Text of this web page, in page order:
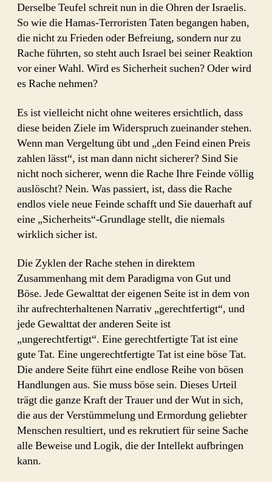
Derselbe Teufel schreit nun in die Ohren der Israelis.
So wie die Hamas-Terroristen Taten begangen haben,
die nicht zu Frieden oder Befreiung, sondern nur zu
Rache führten, so steht auch Israel bei seiner Reaktion
vor einer Wahl. Wird es Sicherheit suchen? Oder wird
es Rache nehmen?
Es ist vielleicht nicht ohne weiteres ersichtlich, dass
diese beiden Ziele im Widerspruch zueinander stehen.
Wenn man Vergeltung übt und „den Feind einen Preis
zahlen lässt“, ist man dann nicht sicherer? Sind Sie
nicht noch sicherer, wenn die Rache Ihre Feinde völlig
auslöscht? Nein. Was passiert, ist, dass die Rache
endlos viele neue Feinde schafft und Sie dauerhaft auf
eine „Sicherheits“-Grundlage stellt, die niemals
wirklich sicher ist.
Die Zyklen der Rache stehen in direktem
Zusammenhang mit dem Paradigma von Gut und
Böse. Jede Gewalttat der eigenen Seite ist in dem von
ihr aufrechterhaltenen Narrativ „gerechtfertigt“, und
jede Gewalttat der anderen Seite ist
„ungerechtfertigt“. Eine gerechtfertigte Tat ist eine
gute Tat. Eine ungerechtfertigte Tat ist eine böse Tat.
Die andere Seite führt eine endlose Reihe von bösen
Handlungen aus. Sie muss böse sein. Dieses Urteil
trägt die ganze Kraft der Trauer und der Wut in sich,
die aus der Verstümmelung und Ermordung geliebter
Menschen resultiert, und es rekrutiert für seine Sache
alle Beweise und Logik, die der Intellekt aufbringen
kann.